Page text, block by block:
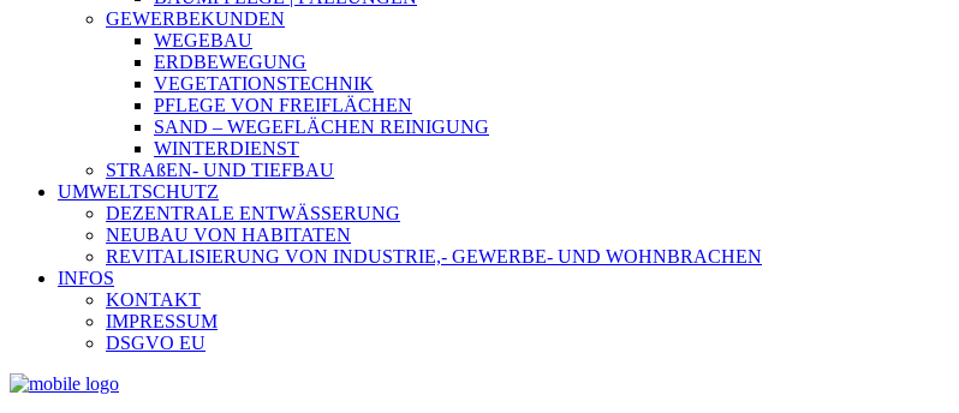
GEWERBEKUNDEN
WEGEBAU
ERDBEWEGUNG
VEGETATIONSTECHNIK
PFLEGE VON FREIFLÄCHEN
SAND – WEGEFLÄCHEN REINIGUNG
WINTERDIENST
STRAßEN- UND TIEFBAU
UMWELTSCHUTZ
DEZENTRALE ENTWÄSSERUNG
NEUBAU VON HABITATEN
REVITALISIERUNG VON INDUSTRIE,- GEWERBE- UND WOHNBRACHEN
INFOS
KONTAKT
IMPRESSUM
DSGVO EU